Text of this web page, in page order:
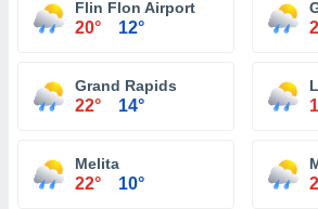
Flin Flon Airport
20° 12°
Grand Rapids
22° 14°
Melita
22° 10°